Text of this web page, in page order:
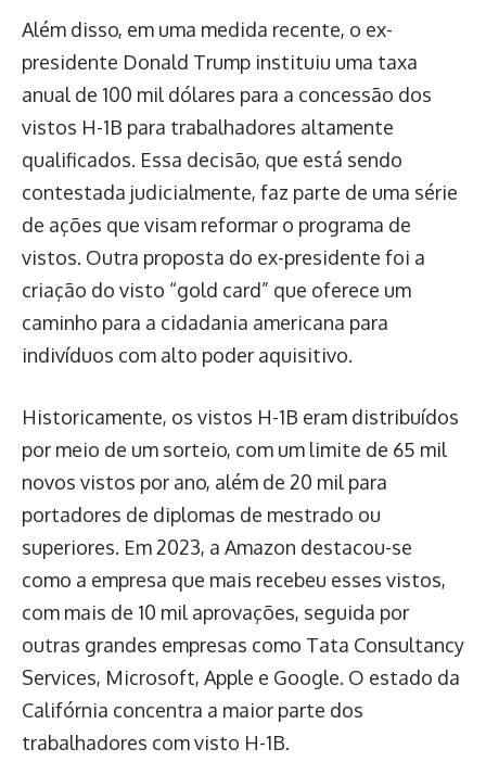
Além disso, em uma medida recente, o ex-
presidente Donald Trump instituiu uma taxa
anual de 100 mil dólares para a concessão dos
vistos H-1B para trabalhadores altamente
qualificados. Essa decisão, que está sendo
contestada judicialmente, faz parte de uma série
de ações que visam reformar o programa de
vistos. Outra proposta do ex-presidente foi a
criação do visto “gold card” que oferece um
caminho para a cidadania americana para
indivíduos com alto poder aquisitivo.
Historicamente, os vistos H-1B eram distribuídos
por meio de um sorteio, com um limite de 65 mil
novos vistos por ano, além de 20 mil para
portadores de diplomas de mestrado ou
superiores. Em 2023, a Amazon destacou-se
como a empresa que mais recebeu esses vistos,
com mais de 10 mil aprovações, seguida por
outras grandes empresas como Tata Consultancy
Services, Microsoft, Apple e Google. O estado da
Califórnia concentra a maior parte dos
trabalhadores com visto H-1B.